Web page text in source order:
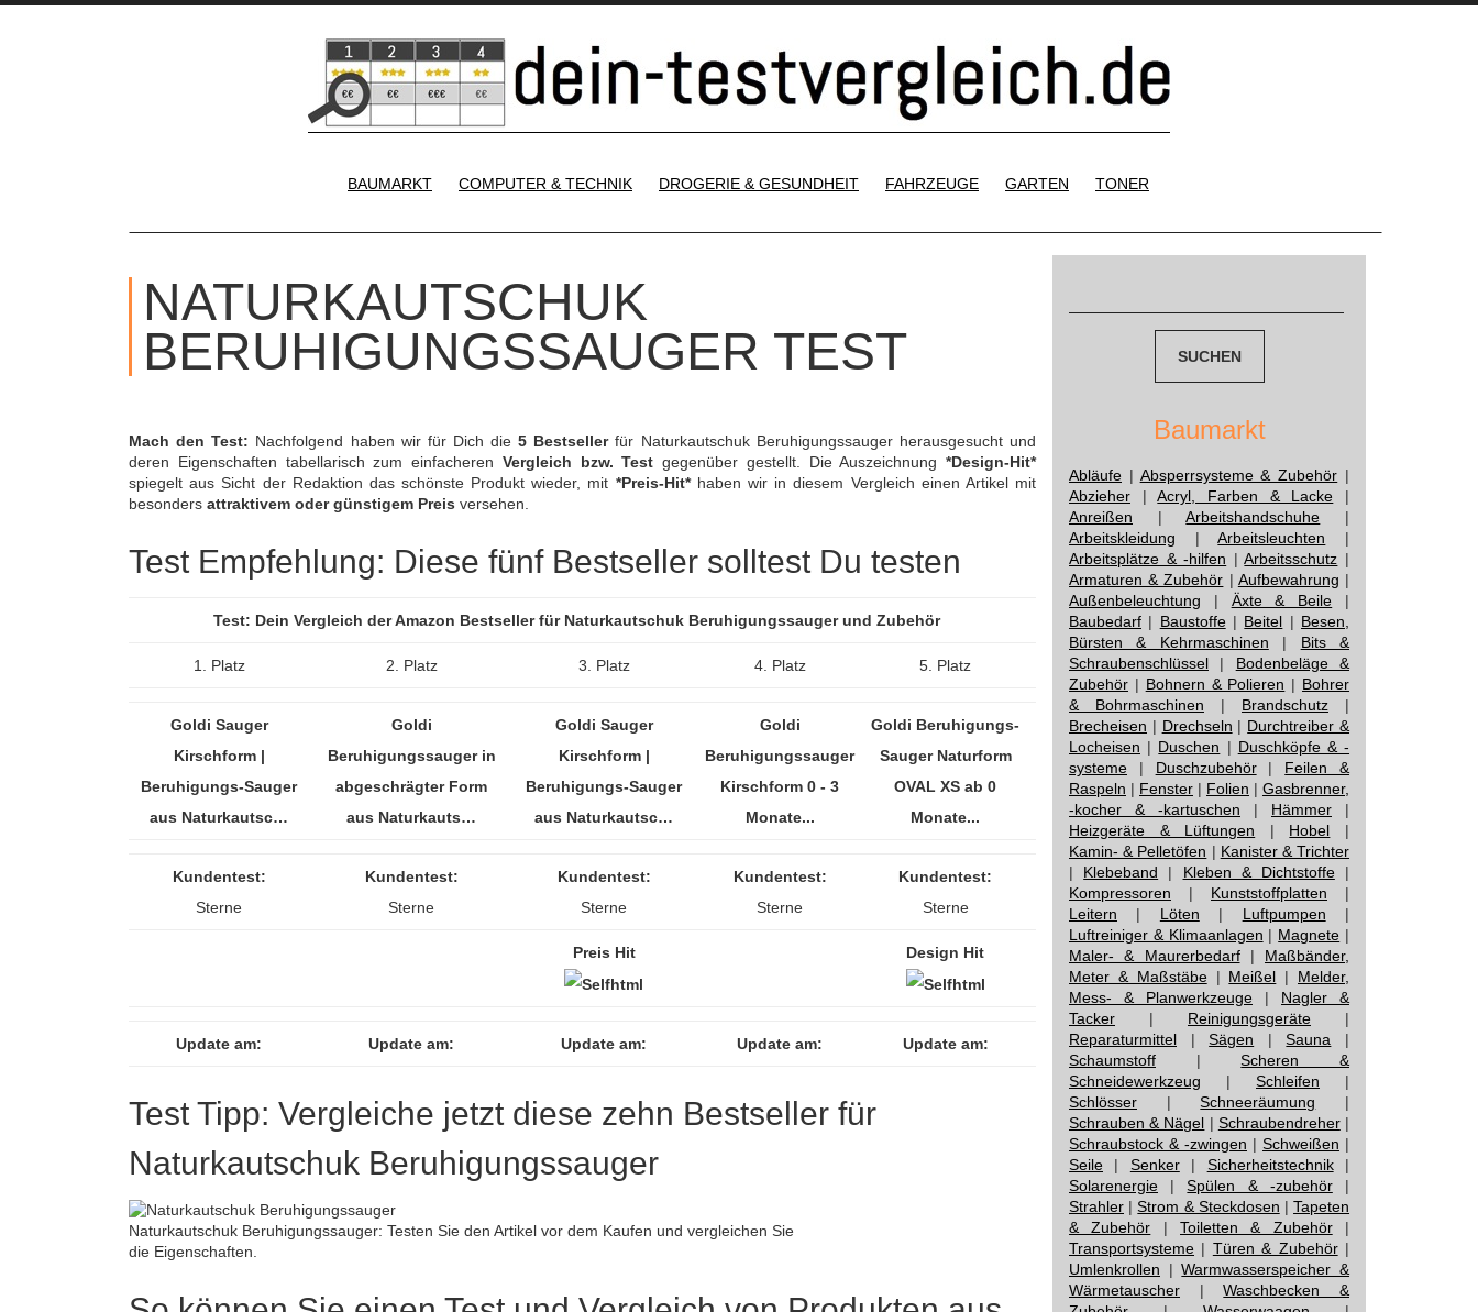
BAUMARKT
COMPUTER & TECHNIK DROGERIE & GESUNDHEIT FAHRZEUGE GARTEN TONER
NATURKAUTSCHUK
BERUHIGUNGSSAUGER TEST
Mach den Test: Nachfolgend haben wir für Dich die5 Bestsellerfür Naturkautschuk Beruhigungssauger herausgesucht und
deren Eigenschaften tabellarisch zum einfacheren Vergleich bzw. Test gegenüber gestellt. Die Auszeichnung *Design-Hit*
spiegelt aus Sicht der Redaktion das schönste Produkt wieder, mit *Preis-Hit*haben wir in diesem Vergleich einen Artikel mit
besonders attraktivem oder günstigem Preis versehen.
Test Empfehlung: Diese fünf Bestseller solltest Du testen
Test: Dein Vergleich der Amazon Bestseller für Naturkautschuk Beruhigungssauger und Zubehör
1. Platz 2. Platz 3. Platz 4. Platz 5. Platz
Goldi Sauger
Kirschform |
Beruhigungs-Sauger
aus Naturkautsc…
Goldi
Beruhigungssauger in
abgeschrägter Form
aus Naturkauts…
Goldi Sauger
Kirschform |
Beruhigungs-Sauger
aus Naturkautsc…
Goldi
Beruhigungssauger
Kirschform 0 - 3
Monate...
Goldi Beruhigungs-
Sauger Naturform
OVAL XS ab 0
Monate...
Kundentest:
Sterne
Kundentest:
Sterne
Kundentest:
Sterne
Kundentest:
Sterne
Kundentest:
Sterne
Preis Hit Design Hit
Update am: Update am: Update am: Update am: Update am:
Test Tipp: Vergleiche jetzt diese zehn Bestseller für
Naturkautschuk Beruhigungssauger
Naturkautschuk Beruhigungssauger: Testen Sie den Artikel vor dem Kaufen und vergleichen Sie
die Eigenschaften.
Baumarkt
Abläufe | Absperrsysteme & Zubehör |
Abzieher |Acryl, Farben & Lacke |
Anreißen |Arbeitshandschuhe |
Arbeitskleidung |Arbeitsleuchten |
Arbeitsplätze & -hilfen |Arbeitsschutz |
Armaturen & Zubehör | Aufbewahrung |
Außenbeleuchtung | Äxte & Beile |
Baubedarf | Baustoffe| Beitel | Besen,
Bürsten & Kehrmaschinen | Bits &
Schraubenschlüssel | Bodenbeläge &
Zubehör | Bohnern & Polieren | Bohrer
& Bohrmaschinen | Brandschutz |
Brecheisen | Drechseln | Durchtreiber &
Locheisen | Duschen | Duschköpfe & -
systeme | Duschzubehör| Feilen &
Raspeln | Fenster | Folien | Gasbrenner,
-kocher & -kartuschen | Hämmer |
Heizgeräte & Lüftungen | Hobel |
Kamin- & Pelletöfen | Kanister & Trichter
| Klebeband | Kleben & Dichtstoffe|
Kompressoren | Kunststoffplatten |
Leitern | Löten | Luftpumpen |
Luftreiniger & Klimaanlagen | Magnete |
Maler- & Maurerbedarf| Maßbänder,
Meter & Maßstäbe| Meißel | Melder,
Mess- & Planwerkzeuge | Nagler &
Tacker | Reinigungsgeräte |
Reparaturmittel |Sägen |Sauna |
Schaumstoff |Scheren &
Schneidewerkzeug | Schleifen |
Schlösser |Schneeräumung |
Schrauben & Nägel | Schraubendreher|
Schraubstock & -zwingen | Schweißen |
Seile | Senker| Sicherheitstechnik|
Solarenergie |Spülen & -zubehör|
Strahler |Strom & Steckdosen |Tapeten
& Zubehör |Toiletten & Zubehör|
Transportsysteme | Türen & Zubehör|
Umlenkrollen |Warmwasserspeicher &
Wärmetauscher |Waschbecken &